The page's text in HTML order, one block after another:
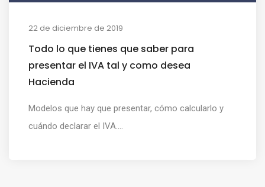
22 de diciembre de 2019
Todo lo que tienes que saber para
presentar el IVA tal y como desea
Hacienda
Modelos que hay que presentar, cómo calcularlo y
cuándo declarar el IVA....